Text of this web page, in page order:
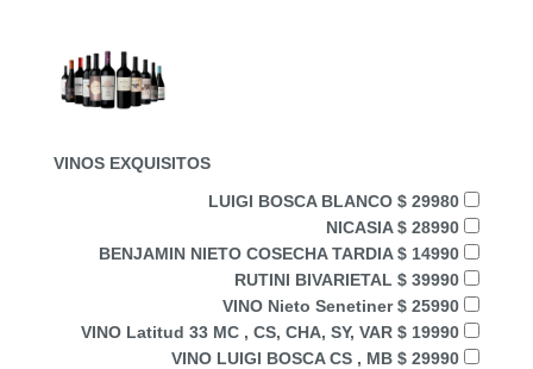
VINOS EXQUISITOS
LUIGI BOSCA BLANCO $ 29980
NICASIA $ 28990
BENJAMIN NIETO COSECHA TARDIA $ 14990
RUTINI BIVARIETAL $ 39990
VINO Nieto Senetiner $ 25990
VINO Latitud 33 MC , CS, CHA, SY, VAR $ 19990
VINO LUIGI BOSCA CS , MB $ 29990